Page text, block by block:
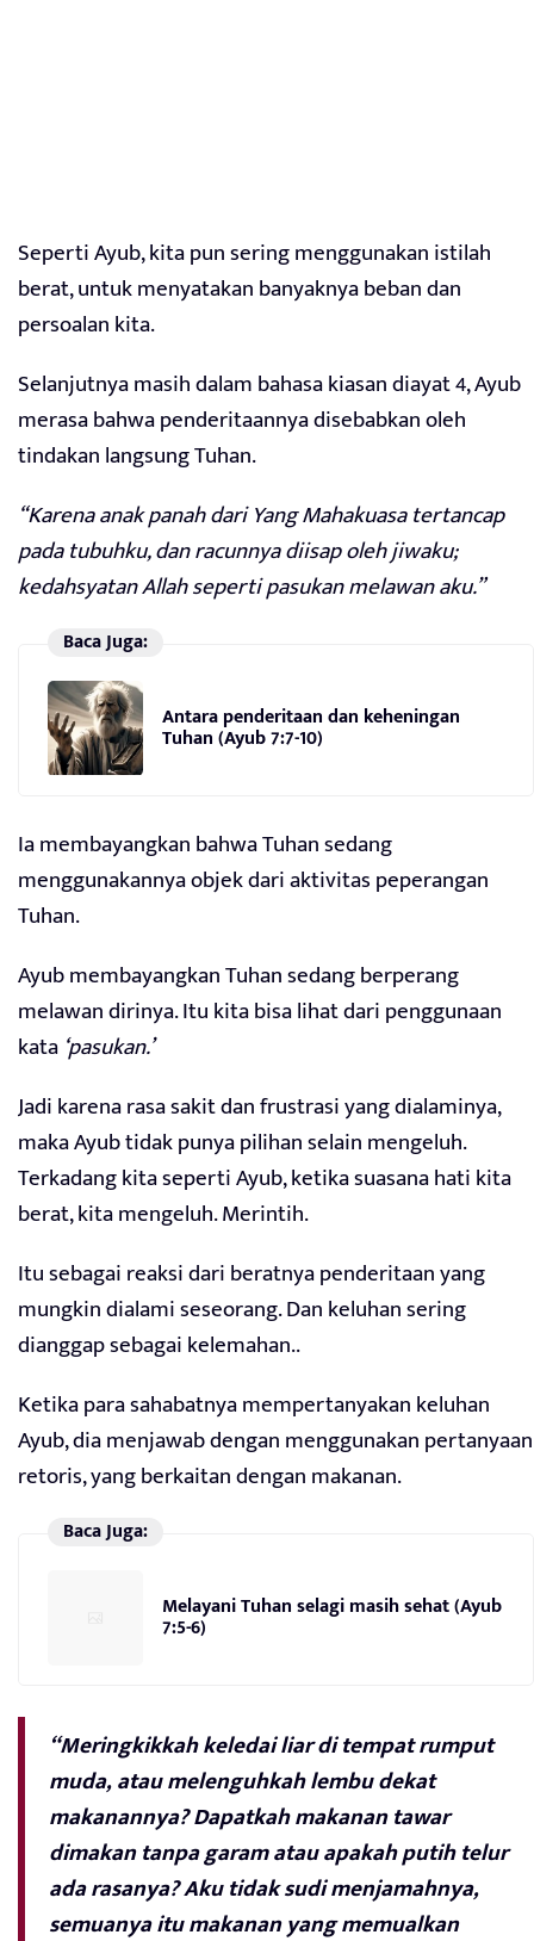
Seperti Ayub, kita pun sering menggunakan istilah
berat, untuk menyatakan banyaknya beban dan
persoalan kita.
Selanjutnya masih dalam bahasa kiasan diayat 4, Ayub
merasa bahwa penderitaannya disebabkan oleh
tindakan langsung Tuhan.
“Karena anak panah dari Yang Mahakuasa tertancap
pada tubuhku, dan racunnya diisap oleh jiwaku;
kedahsyatan Allah seperti pasukan melawan aku.”
Baca Juga:
Antara penderitaan dan keheningan
Tuhan (Ayub 7:7-10)
Ia membayangkan bahwa Tuhan sedang
menggunakannya objek dari aktivitas peperangan
Tuhan.
Ayub membayangkan Tuhan sedang berperang
melawan dirinya. Itu kita bisa lihat dari penggunaan
kata ‘pasukan.’
Jadi karena rasa sakit dan frustrasi yang dialaminya,
maka Ayub tidak punya pilihan selain mengeluh.
Terkadang kita seperti Ayub, ketika suasana hati kita
berat, kita mengeluh. Merintih.
Itu sebagai reaksi dari beratnya penderitaan yang
mungkin dialami seseorang. Dan keluhan sering
dianggap sebagai kelemahan..
Ketika para sahabatnya mempertanyakan keluhan
Ayub, dia menjawab dengan menggunakan pertanyaan
retoris, yang berkaitan dengan makanan.
Baca Juga:
Melayani Tuhan selagi masih sehat (Ayub
7:5-6)
“Meringkikkah keledai liar di tempat rumput
muda, atau melenguhkah lembu dekat
makanannya? Dapatkah makanan tawar
dimakan tanpa garam atau apakah putih telur
ada rasanya? Aku tidak sudi menjamahnya,
semuanya itu makanan yang memualkan